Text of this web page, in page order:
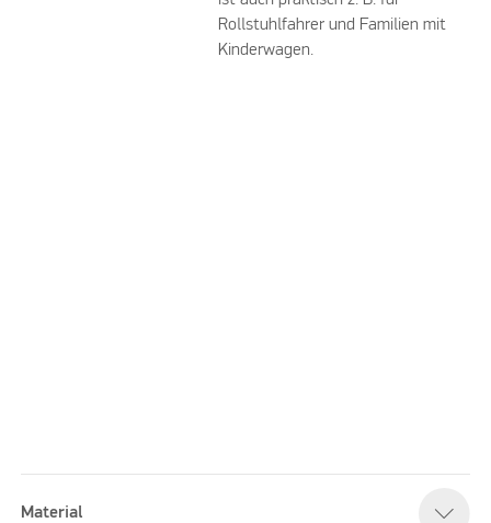
Rollstuhlfahrer und Familien mit
Kinderwagen.
Material